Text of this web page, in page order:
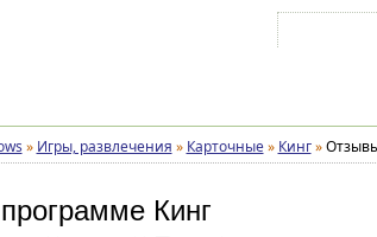
» Игры, развлечения » Карточные » Кинг »
Кинг